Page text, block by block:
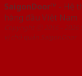
SaigonDoor™ - Hệ
hàng đầu Việt Nam
Copyright ⓒ 2016 –
vị chủ quản SaigonDoor